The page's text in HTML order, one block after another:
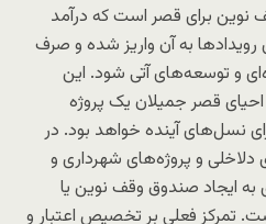
نوین برای قصر است که درآمد
رویدادها به آن واریز شده و صرف
و توسعه‌های آتی شود. این
قصر جمیلان یک پروژه
نسل‌های آینده خواهد بود. در
و پروژه‌های شهرداری و
به ایجاد صندوق وقف نوین یا
تمرکز فعلی بر تخصیص اعتبار و